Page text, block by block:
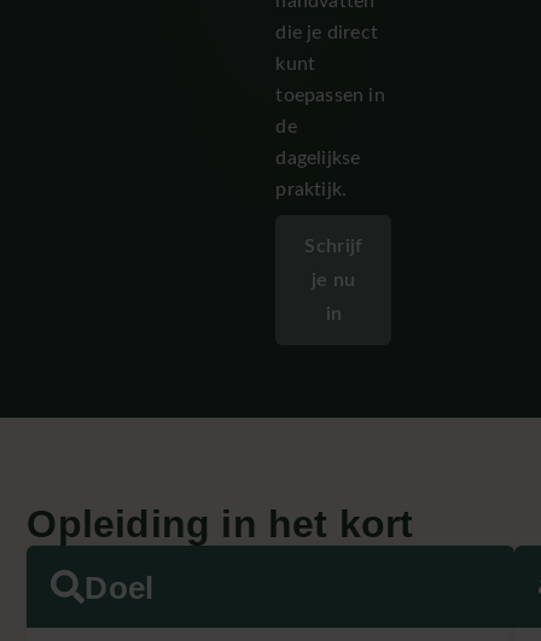
die je direct
kunt
toepassen in
de
dagelijkse
praktijk.
Schrijf
je nu
in
Opleiding in het kort
Doel